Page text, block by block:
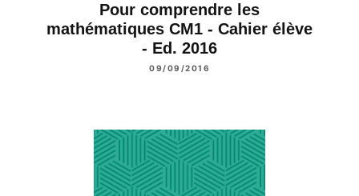
Pour comprendre les
mathématiques CM1 - Cahier élève
- Ed. 2016
09/09/2016